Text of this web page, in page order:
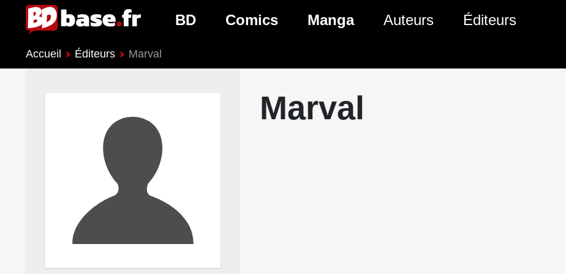
BD Comics
Genres Comics
Manga
Genres Manga
Auteurs Éditeurs
Accueil Éditeurs Marval
Marval